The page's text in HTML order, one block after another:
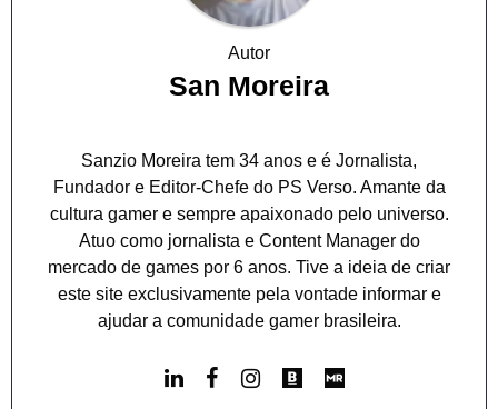
Autor
San Moreira
Sanzio Moreira tem 34 anos e é Jornalista,
Fundador e Editor-Chefe do PS Verso. Amante da
cultura gamer e sempre apaixonado pelo universo.
Atuo como jornalista e Content Manager do
mercado de games por 6 anos. Tive a ideia de criar
este site exclusivamente pela vontade informar e
ajudar a comunidade gamer brasileira.